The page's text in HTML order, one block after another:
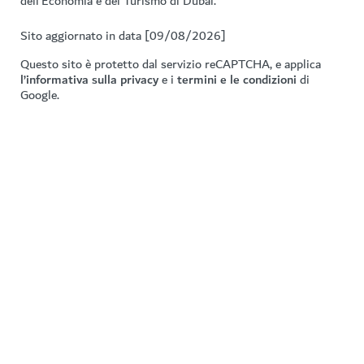
Sito aggiornato in data [09/08/2026]
Questo sito è protetto dal servizio reCAPTCHA, e applica
l’informativa sulla privacye itermini e le condizionidi
Google.